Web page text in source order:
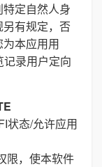
定自然人身
有规定，否
本应用用
录用户定向
状态/允许应用
限，使本软件